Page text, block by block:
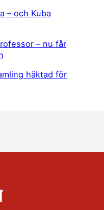
– och Kuba
– nu får
häktad för